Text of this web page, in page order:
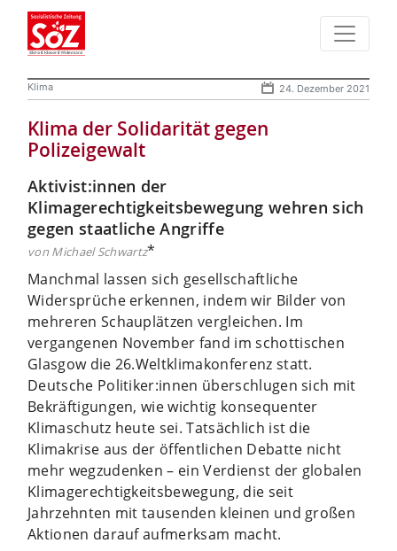
Klima 24. Dezember 2021
Klima der Solidarität gegen
Polizeigewalt
Aktivist:innen der
Klimagerechtigkeitsbewegung wehren sich
gegen staatliche Angriffe
von Michael Schwartz*
Manchmal lassen sich gesellschaftliche
Widersprüche erkennen, indem wir Bilder von
mehreren Schauplätzen vergleichen. Im
vergangenen November fand im schottischen
Glasgow die 26.Weltklimakonferenz statt.
Deutsche Politiker:innen überschlugen sich mit
Bekräftigungen, wie wichtig konsequenter
Klimaschutz heute sei. Tatsächlich ist die
Klimakrise aus der öffentlichen Debatte nicht
mehr wegzudenken – ein Verdienst der globalen
Klimagerechtigkeitsbewegung, die seit
Jahrzehnten mit tausenden kleinen und großen
Aktionen darauf aufmerksam macht.